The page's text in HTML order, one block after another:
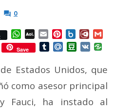
 0
WhatsApp
AOL
Mail
Email Pinterest
Box.net
YahooSave TumblrMail.RuDouban
VK
Estados Unidos, que
como asesor principal
Fauci, ha instado al